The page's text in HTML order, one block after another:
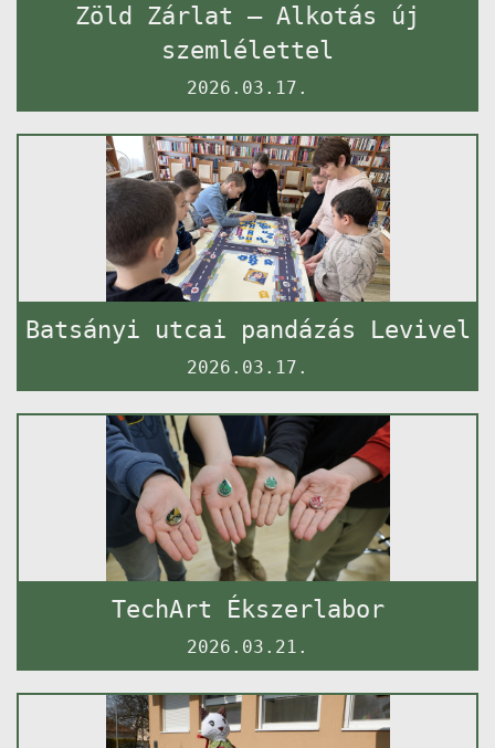
Zöld Zárlat – Alkotás új
szemlélettel
2026.03.17.
Batsányi utcai pandázás Levivel
2026.03.17.
TechArt Ékszerlabor
2026.03.21.